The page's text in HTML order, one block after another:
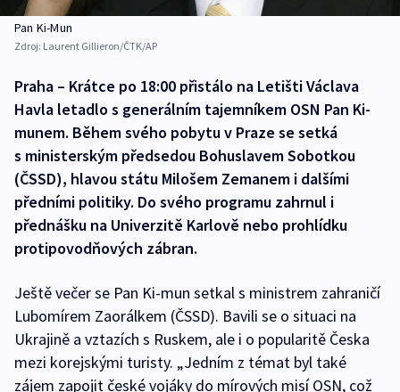
Pan Ki-Mun
Zdroj: Laurent Gillieron/ČTK/AP
Praha – Krátce po 18:00 přistálo na Letišti Václava
Havla letadlo s generálním tajemníkem OSN Pan Ki-
munem. Během svého pobytu v Praze se setká
s ministerským předsedou Bohuslavem Sobotkou
(ČSSD), hlavou státu Milošem Zemanem i dalšími
předními politiky. Do svého programu zahrnul i
přednášku na Univerzitě Karlově nebo prohlídku
protipovodňových zábran.
Ještě večer se Pan Ki-mun setkal s ministrem zahraničí
Lubomírem Zaorálkem (ČSSD). Bavili se o situaci na
Ukrajině a vztazích s Ruskem, ale i o popularitě Česka
mezi korejskými turisty. „Jedním z témat byl také
zájem zapojit české vojáky do mírových misí OSN, což